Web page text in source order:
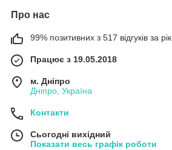
Про нас
99% позитивних з 517 відгуків за рік
Працює з 19.05.2018
м. Дніпро
Дніпро, Україна
Контакти
Сьогодні вихідний
Показати весь графік роботи